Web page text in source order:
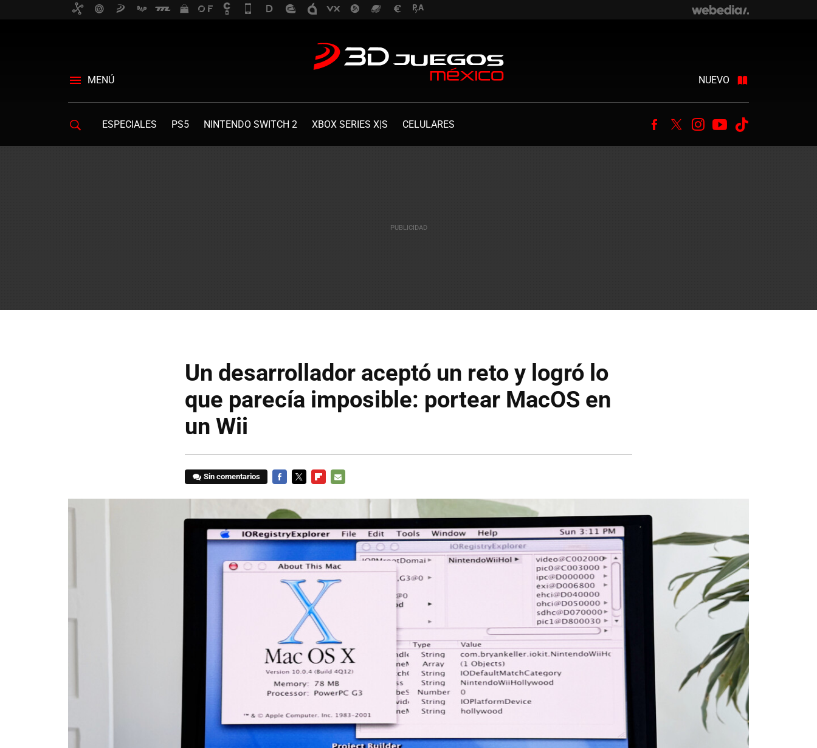
MENÚ NUEVO
ESPECIALES PS5 NINTENDO SWITCH 2 XBOX SERIES X|S CELULARES Facebook
TwitterInstagram
Youtube
Un desarrollador aceptó un reto y logró lo
que parecía imposible: portear MacOS en
un Wii
Sin comentarios